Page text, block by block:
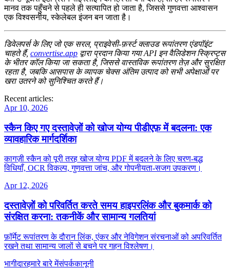
मानव तक पहुँचने से पहले ही सत्यापित हो जाता है, जिससे गुणवत्ता आश्वासन
एक विश्वसनीय, स्केलेबल इंजन बन जाता है।
डिवेलपर्स के लिए जो एक सरल, प्राइवेसी‑फ़र्स्ट क्लाउड रूपांतरण एंडपॉइंट
चाहते हैं, convertise.app द्वारा प्रदान किया गया API इन वैलिडेशन स्क्रिप्ट्स
के भीतर कॉल किया जा सकता है, जिससे वास्तविक रूपांतरण तेज़ और सुरक्षित
रहता है, जबकि आसपास के व्यापक चेक्स अंतिम उत्पाद को सभी अपेक्षाओं पर
खरा उतरने को सुनिश्चित करते हैं।
Recent articles:
Apr 10, 2026
स्कैन किए गए दस्तावेज़ों को खोज योग्य पीडीएफ़ में बदलना: एक
व्यावहारिक मार्गदर्शिका
कागज़ी स्कैन को पूरी तरह खोज योग्य PDF में बदलने के लिए चरण‑बद्ध
विधियाँ, OCR विकल्प, गुणवत्ता जांच, और गोपनीयता‑सजग उपकरण।
Apr 12, 2026
दस्तावेज़ों को परिवर्तित करते समय हाइपरलिंक और बुकमार्क को
संरक्षित करना: तकनीकें और सामान्य गलतियां
फ़ॉर्मेट रूपांतरण के दौरान लिंक, एंकर और नेविगेशन संरचनाओं को अपरिवर्तित
रखने तथा सामान्य जालों से बचने पर गहन विश्लेषण।
भागीदारहमारे बारे मेंसंपर्ककानूनी